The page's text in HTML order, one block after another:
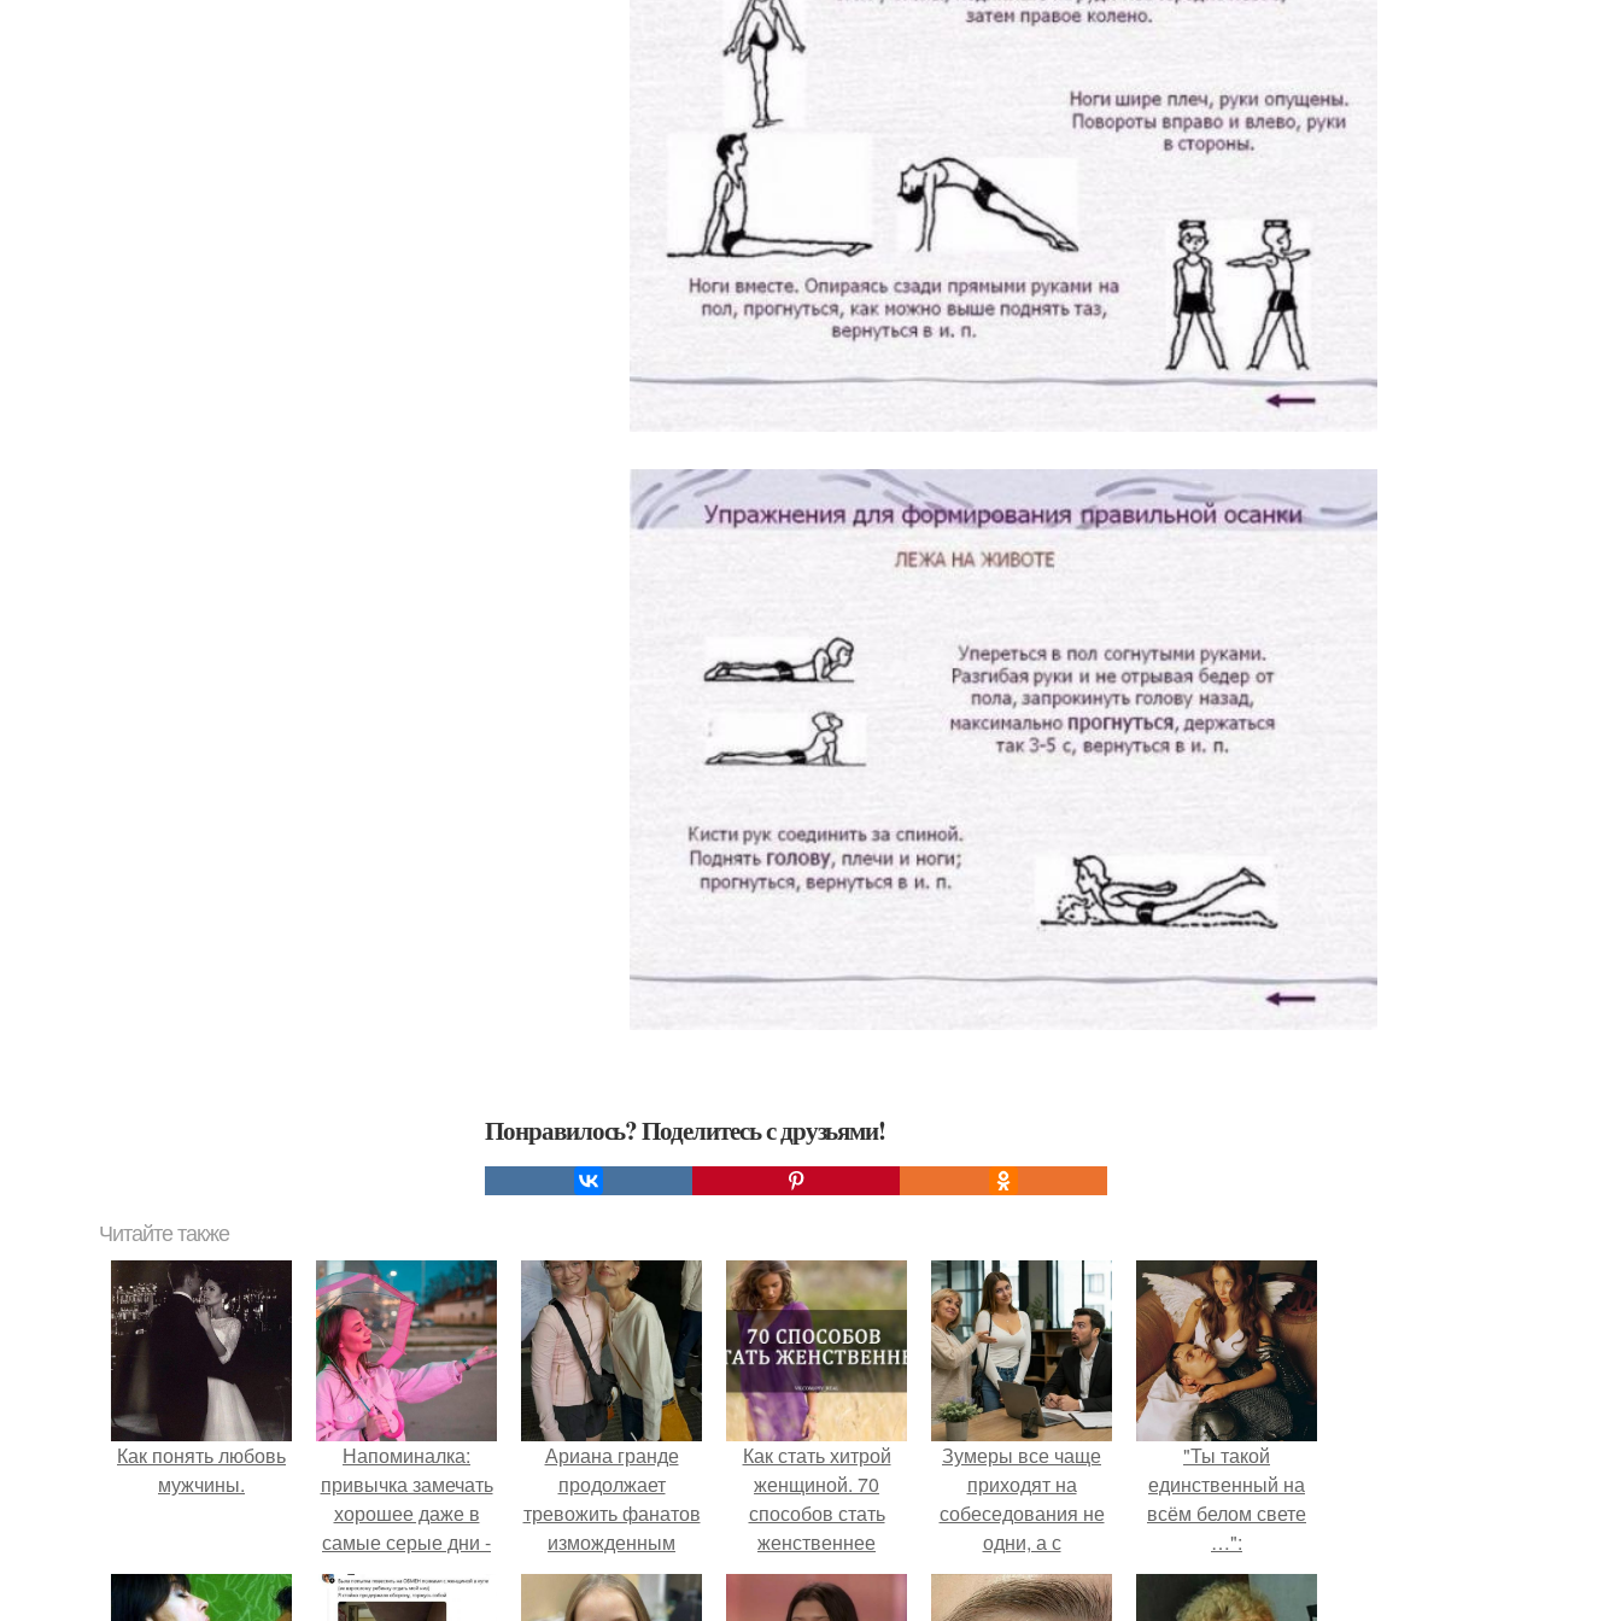
Понравилось? Поделитесь с друзьями!
Читайте также
Как понять любовь
мужчины.
Напоминалка:
привычка замечать
хорошее даже в
самые серые дни -
это не очередная
сказка из книг по
Ариана гранде
продолжает
тревожить фанатов
изможденным
Видом.
Как стать хитрой
женщиной. 70
способов стать
женственнее
Зумеры все чаще
приходят на
собеседования не
одни, а с
родителями,
жалуются эйчары.
"Ты такой
единственный на
всём белом свете
…":